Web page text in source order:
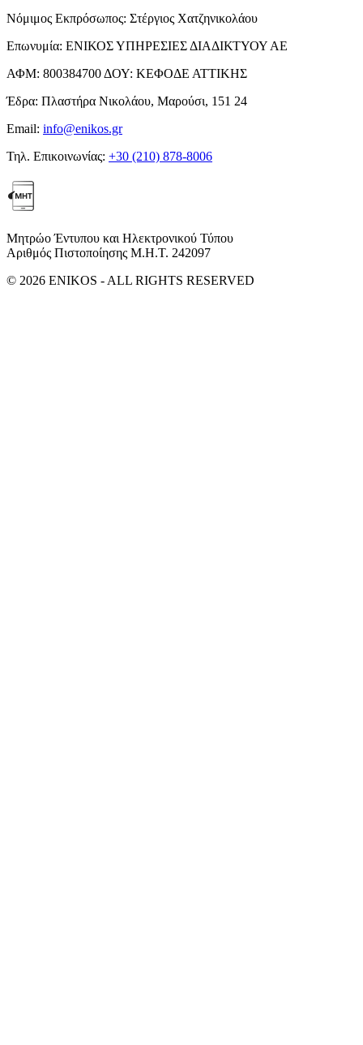
Νόμιμος Εκπρόσωπος: Στέργιος Χατζηνικολάου
Επωνυμία: ΕΝΙΚΟΣ ΥΠΗΡΕΣΙΕΣ ΔΙΑΔΙΚΤΥΟΥ ΑΕ
ΑΦΜ: 800384700 ΔΟΥ: ΚΕΦΟΔΕ ΑΤΤΙΚΗΣ
Έδρα: Πλαστήρα Νικολάου, Μαρούσι, 151 24
Email: info@enikos.gr
Τηλ. Επικοινωνίας: +30 (210) 878-8006
Μητρώο Έντυπου και Ηλεκτρονικού Τύπου
Αριθμός Πιστοποίησης Μ.Η.Τ. 242097
© 2026 ENIKOS - ALL RIGHTS RESERVED